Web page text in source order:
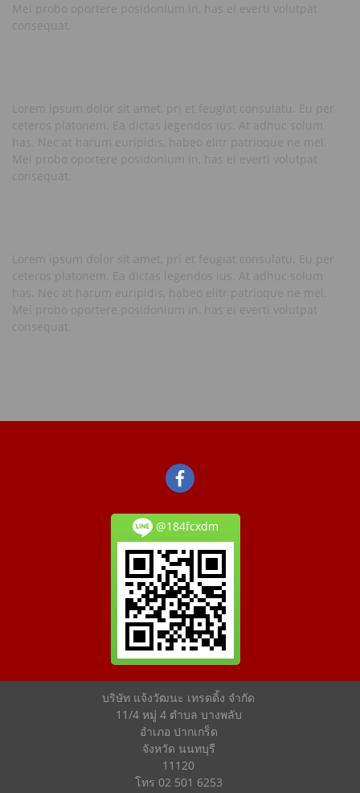
Mei probo oportere posidonium in, has ei everti volutpat
consequat.
Lorem ipsum dolor sit amet, pri et feugiat consulatu. Eu per
ceteros platonem. Ea dictas legendos ius. At adhuc solum
has. Nec at harum euripidis, habeo elitr patrioque ne mel.
Mei probo oportere posidonium in, has ei everti volutpat
consequat.
Lorem ipsum dolor sit amet, pri et feugiat consulatu. Eu per
ceteros platonem. Ea dictas legendos ius. At adhuc solum
has. Nec at harum euripidis, habeo elitr patrioque ne mel.
Mei probo oportere posidonium in, has ei everti volutpat
consequat.
@184fcxdm
บริษัท แจ้งวัฒนะ เทรดดิ้ง จำกัด
11/4 หมู่ 4 ตำบล บางพลับ
อำเภอ ปากเกร็ด
จังหวัด นนทบุรี
11120
โทร 02 501 6253